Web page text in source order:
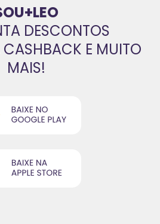
DESCONTOS
CASHBACK E MUITO
MAIS!